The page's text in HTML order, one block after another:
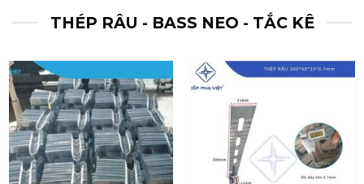
THÉP RÂU - BASS NEO - TẮC KÊ